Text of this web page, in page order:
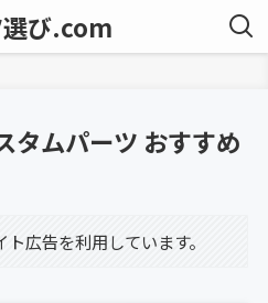
び.com
タムパーツ おすすめ
広告を利用しています。